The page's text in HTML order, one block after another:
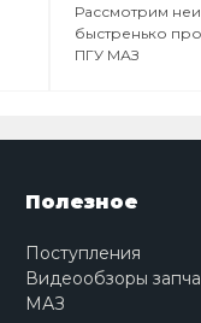
Рассмотрим
быстренько
ПГУ МАЗ
Полезное
Поступления
Видеообзоры
МАЗ